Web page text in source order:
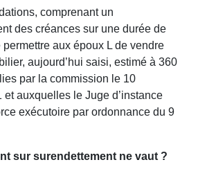
comprenant un
des créances sur une durée de
aux époux L de vendre
aujourd’hui saisi, estimé à 360
par la commission le 10
et auxquelles le Juge d’instance
exécutoire par ordonnance du 9
sur surendettement ne vaut ?